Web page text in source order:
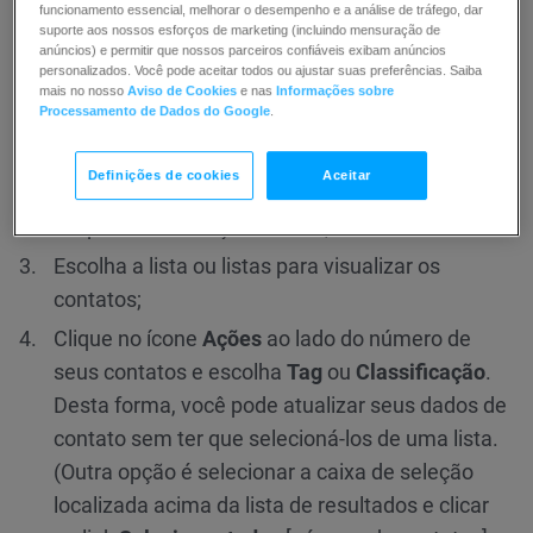
automaticamente.
Atribuição de tags ou classificação a
múltiplos contatos
Ir paraContatos>>Mostrar todos os contatos
Clique emBusca avançada
para abrir o menu
Escolha a lista ou listas para visualizar os
contatos;
Clique no ícone Ações ao lado do número de
seus contatos e escolha Tag ou Classificação.
Desta forma, você pode atualizar seus dados de
contato sem ter que selecioná-los de uma lista.
(Outra opção é selecionar a caixa de seleção
localizada acima da lista de resultados e clicar
funcionamento essencial, melhorar o desempenho e a análise de tráfego, dar
suporte aos nossos esforços de marketing (incluindo mensuração de
anúncios) e permitir que nossos parceiros confiáveis exibam anúncios
personalizados. Você pode aceitar todos ou ajustar suas preferências. Saiba
mais no nossoAviso de Cookies e nasInformações sobre
Processamento de Dados do Google
Definições de cookies Aceitar